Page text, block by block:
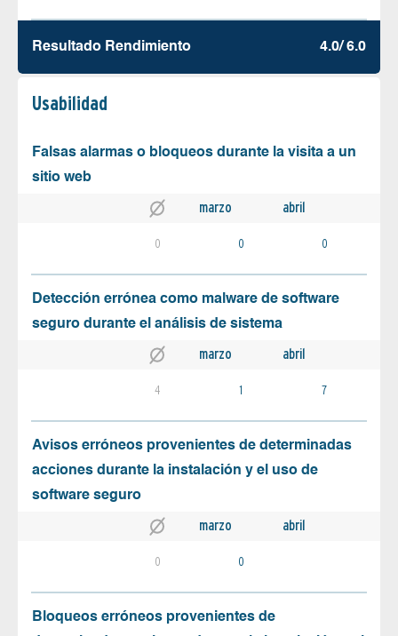
Resultado Rendimiento 4.0/ 6.0
Usabilidad
Falsas alarmas o bloqueos durante la visita a un
sitio web
marzo abril
0 0 0
Detección errónea como malware de software
seguro durante el análisis de sistema
marzo abril
4 1 7
Avisos erróneos provenientes de determinadas
acciones durante la instalación y el uso de
software seguro
marzo abril
0 0
Bloqueos erróneos provenientes de